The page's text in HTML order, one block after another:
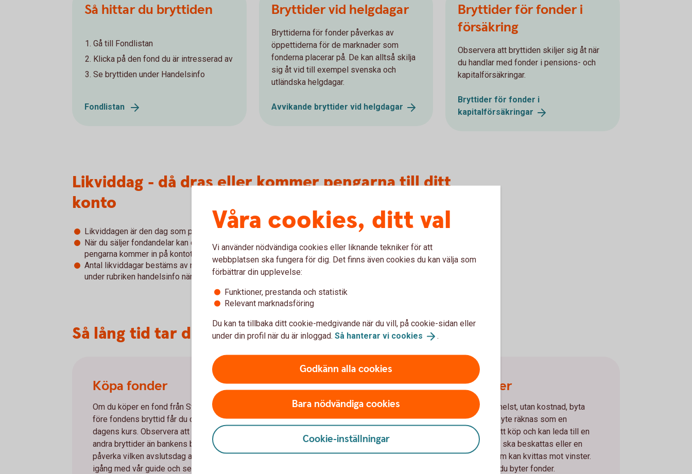
Så hittar du bryttiden
Gå till Fondlistan
Klicka på den fond du är intresserad av
Se bryttiden under Handelsinfo
Fondlistan
Bryttider vid helgdagar
Bryttiderna för fonder påverkas av
öppettiderna för de marknader som
fonderna placerar på. De kan alltså skilja
sig åt vid till exempel svenska och
utländska helgdagar.
Avvikande bryttider vid helgdagar
Bryttider för fonder i
försäkring
Observera att bryttiden skiljer sig åt när
du handlar med fonder i pensions- och
kapitalförsäkringar.
Bryttider för fonder i
kapitalförsäkringar
Likviddag - då dras eller kommer pengarna till ditt
konto
Likviddagen är den dag som pengarna dras från ditt konto vid ett fondköp.
När du säljer fondandelar kan det däremot skilja sig åt mellan olika fonder när
pengarna kommer in på kontot, alltså antalet likviddagar.
Antal likviddagar bestäms av respektive fondbolag. Du hittar information om det
under rubriken handelsinfo när du klickar på en fond i fondlistan.
Så lång tid tar det när du köper och säljer fonder
Köpa fonder
Om du köper en fond från Swedbank Robur
före fondens bryttid får du oftast den
dagens kurs. Observera att fonder kan ha
andra bryttider än bankens bryttid vilket kan
påverka vilken avslutsdag affären får. Kom
igång med vår guide och se hur ett fondköp
Sälja fonder
Om du säljer en fond från Swedbank Robur
före fondens bryttid får du oftast den
andra bryttider än bankens bryttid vilket kan
påverka vilken avslutsdag affären får. Hur
Byta fonder
Du kan när som helst, utan kostnad, byta
fonder. Ett fondbyte räknas som en
försäljning och ett köp och kan leda till en
kapitalvinst som ska beskattas eller en
kapitalförlust som kan kvittas mot vinster.
Läs mer om hur du byter fonder.
Våra cookies, ditt val
Vi använder nödvändiga cookies eller liknande tekniker för att
webbplatsen ska fungera för dig. Det finns även cookies du kan välja som
förbättrar din upplevelse:
Funktioner, prestanda och statistik
Relevant marknadsföring
Du kan ta tillbaka ditt cookie-medgivande när du vill, på cookie-sidan eller
under din profil när du är inloggad. Så hanterar vi cookies .
Godkänn alla cookies
Bara nödvändiga cookies
Cookie-inställningar